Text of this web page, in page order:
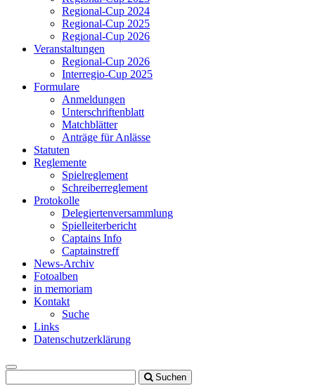
Regional-Cup 2024
Regional-Cup 2025
Regional-Cup 2026
Veranstaltungen
Regional-Cup 2026
Interregio-Cup 2025
Formulare
Anmeldungen
Unterschriftenblatt
Matchblätter
Anträge für Anlässe
Statuten
Reglemente
Spielreglement
Schreiberreglement
Protokolle
Delegiertenversammlung
Spielleiterbericht
Captains Info
Captainstreff
News-Archiv
Fotoalben
in memoriam
Kontakt
Suche
Links
Datenschutzerklärung
Toggle
navigation
Suchen